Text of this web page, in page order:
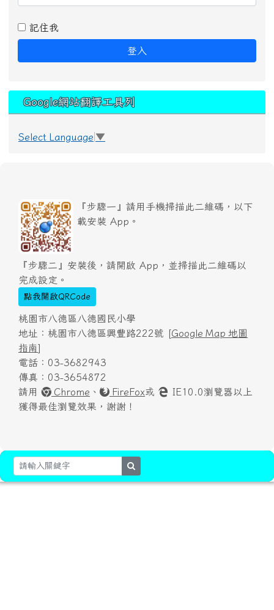
記住我
登入
Google網站翻譯工具列
Select Language ▼
『步驟一』請用手機掃描此二維碼，以下
載安裝 App。
『步驟二』安裝後，請開啟 App，並掃描此二維碼以
完成設定。
點我開啟QRCode
桃園市八德區八德國民小學
地址：桃園市八德區興豐路222號 [Google Map 地圖
指南]
電話：03-3682943
傳真：03-3654872
請用
Chrome 、 FireFox或
IE10.0瀏覽器以上
獲得最佳瀏覽效果，謝謝！